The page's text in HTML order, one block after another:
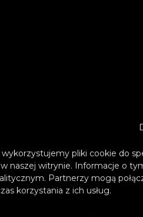
pliki cookie do
naszej witrynie. Informacje o
Partnerzy mogą
korzystania z ich usług.